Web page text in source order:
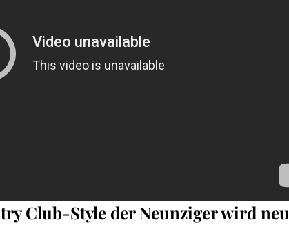
Club-Style der Neunziger wird neu